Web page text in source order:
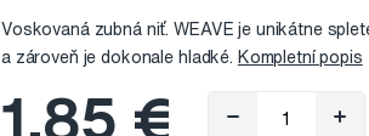
Voskovaná zubná niť. WEAVE je unikátne
a zároveň je dokonale hladké. Kompletní popis
1,85 €